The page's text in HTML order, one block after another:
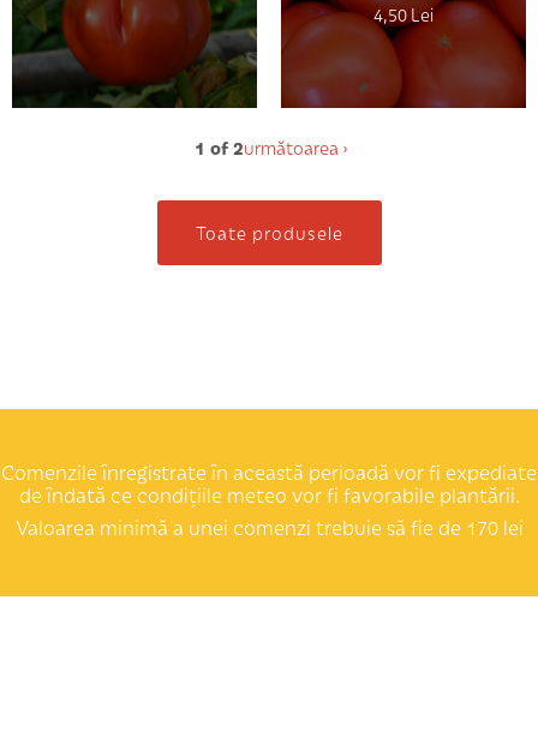
4,50 Lei
1 of 2următoarea ›
Toate produsele
Comenzile înregistrate în această perioadă vor fi expediate
de îndată ce condițiile meteo vor fi favorabile plantării.
Valoarea minimă a unei comenzi trebuie să fie de 170 lei